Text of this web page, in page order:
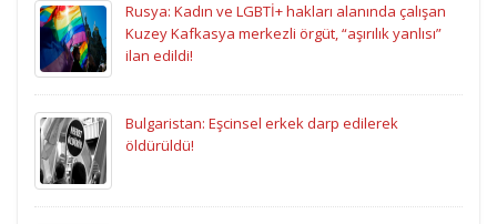
Rusya: Kadın ve LGBTİ+ hakları alanında çalışan
Kuzey Kafkasya merkezli örgüt, “aşırılık yanlısı”
ilan edildi!
Bulgaristan: Eşcinsel erkek darp edilerek
öldürüldü!